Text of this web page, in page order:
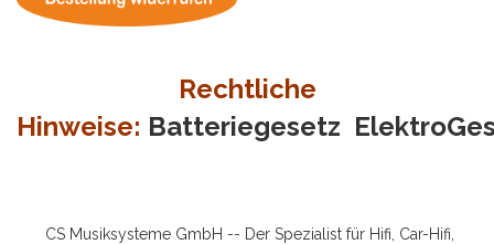
Rechtliche
Hinweise: Batteriegesetz
CS Musiksysteme GmbH -- Der Spezialist für Hifi, Car-Hifi,